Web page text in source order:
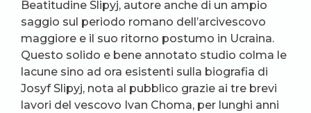
Beatitudine Slipyj, autore anche di un ampio
saggio sul periodo romano dell’arcivescovo
maggiore e il suo ritorno postumo in Ucraina.
Questo solido e bene annotato studio colma le
lacune sino ad ora esistenti sulla biografia di
Josyf Slipyj, nota al pubblico grazie ai tre brevi
lavori del vescovo Ivan Choma, per lunghi anni